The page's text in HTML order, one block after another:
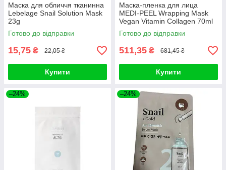
Маска для обличчя тканинна
Lebelage Snail Solution Mask
23g
Готово до відправки
15,75 ₴ 22,05 ₴
Купити
Маска-пленка для лица
MEDI-PEEL Wrapping Mask
Vegan Vitamin Collagen 70ml
Готово до відправки
511,35 ₴ 681,45 ₴
Купити
–24% –24%